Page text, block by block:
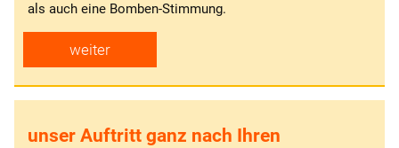
als auch eine Bomben-Stimmung.
weiter
unser Auftritt ganz nach Ihren